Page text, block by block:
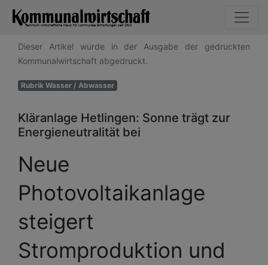
Dieser Artikel wurde in der Ausgabe der gedruckten
Kommunalwirtschaft abgedruckt.
Rubrik Wasser / Abwasser
Kläranlage Hetlingen: Sonne trägt zur
Energieneutralität bei
Neue
Photovoltaikanlage
steigert
Stromproduktion und